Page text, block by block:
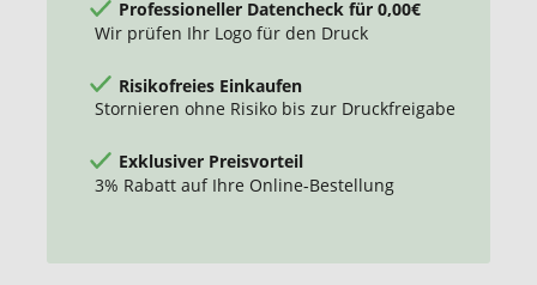
Professioneller Datencheck für 0,00€
Wir prüfen Ihr Logo für den Druck
Risikofreies Einkaufen
Stornieren ohne Risiko bis zur Druckfreigabe
Exklusiver Preisvorteil
3% Rabatt auf Ihre Online-Bestellung